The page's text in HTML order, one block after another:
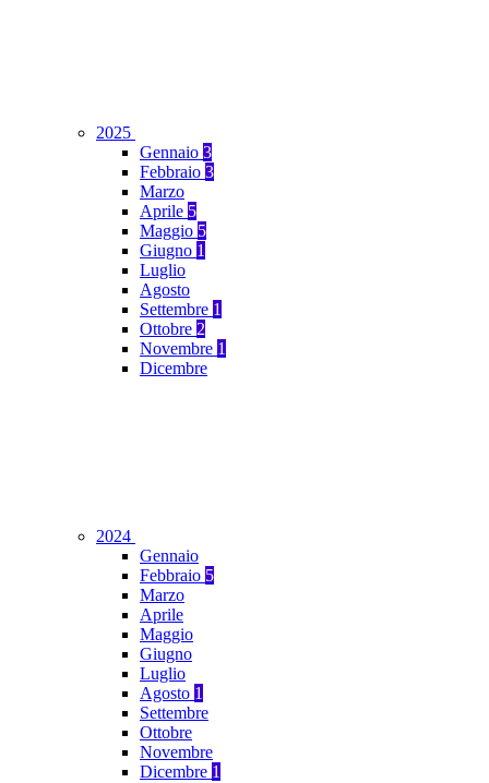
2025
Gennaio 3
Febbraio 3
Marzo
Aprile 5
Maggio 5
Giugno 1
Luglio
Agosto
Settembre 1
Ottobre 2
Novembre 1
Dicembre
2024
Gennaio
Febbraio 5
Marzo
Aprile
Maggio
Giugno
Luglio
Agosto 1
Settembre
Ottobre
Novembre
Dicembre 1